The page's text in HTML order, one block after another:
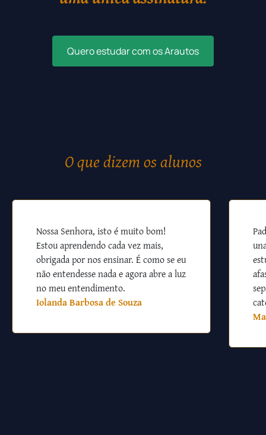
Quero estudar com os Arautos
O que dizem os alunos
Nossa Senhora, isto é muito bom!
Estou aprendendo cada vez mais,
obrigada por nos ensinar. É como se eu
não entendesse nada e agora abre a luz
no meu entendimento.
Iolanda Barbosa de Souza